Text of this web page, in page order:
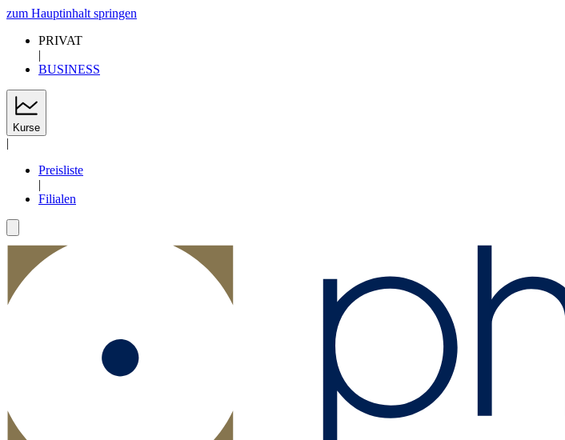
zum Hauptinhalt springen
PRIVAT
|
BUSINESS
Kurse
|
Preisliste
|
Filialen